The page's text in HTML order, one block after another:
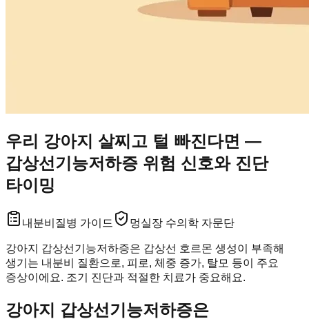
우리 강아지 살찌고 털 빠진다면 —
갑상선기능저하증 위험 신호와 진단
타이밍
내분비 질병 가이드 멍실장 수의학 자문단
강아지 갑상선기능저하증은 갑상선 호르몬 생성이 부족해
생기는 내분비 질환으로, 피로, 체중 증가, 탈모 등이 주요
증상이에요. 조기 진단과 적절한 치료가 중요해요.
강아지 갑상선기능저하증은